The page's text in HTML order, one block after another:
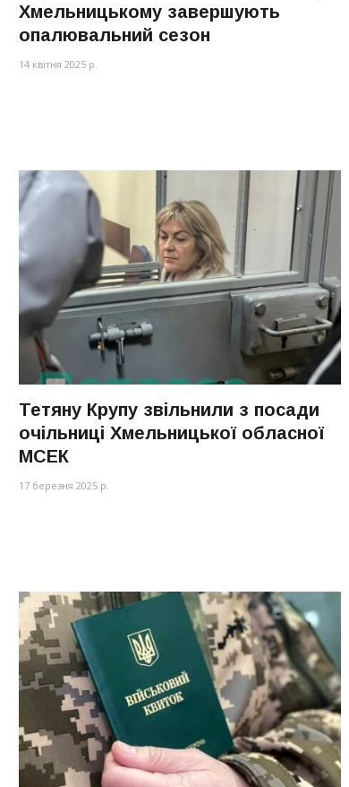
Хмельницькому завершують
опалювальний сезон
14 квітня 2025 р.
Тетяну Крупу звільнили з посади
очільниці Хмельницької обласної
МСЕК
17 березня 2025 р.